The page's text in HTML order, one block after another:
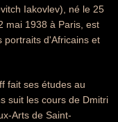
Iakovlev), né le 25
mai 1938 à Paris, est
portraits d'Africains et
fait ses études au
suit les cours de Dmitri
Arts de Saint-